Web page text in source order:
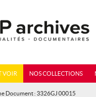
VOIR NOS COLLECTIONS
Document : 3326GJ 00015